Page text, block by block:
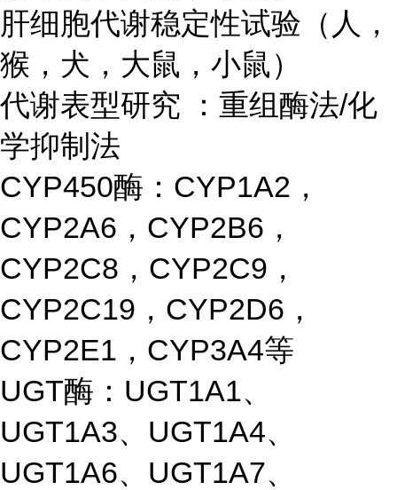
肝细胞代谢稳定性试验（人，
猴，犬，大鼠，小鼠）
代谢表型研究 ：重组酶法/化
学抑制法
CYP450酶：CYP1A2，
CYP2A6，CYP2B6，
CYP2C8，CYP2C9，
CYP2C19，CYP2D6，
CYP2E1，CYP3A4等
UGT酶：UGT1A1、
UGT1A3、UGT1A4、
UGT1A6、UGT1A7、